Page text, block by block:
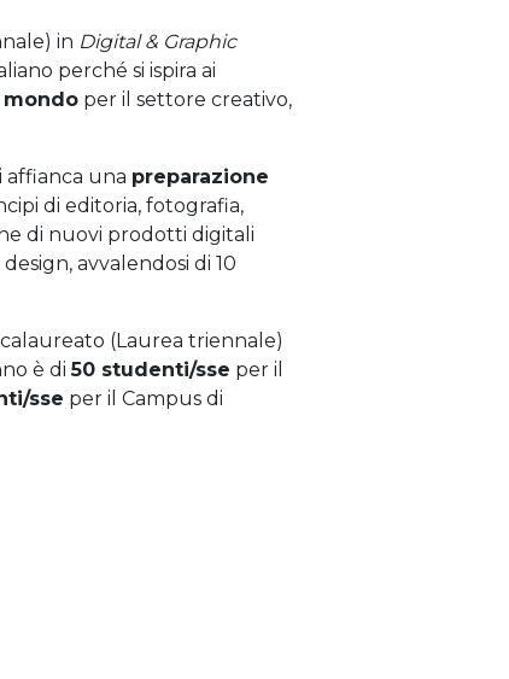
in Digital & Graphic
perché si ispira ai
per il settore creativo,
affianca una preparazione
di editoria, fotografia,
di nuovi prodotti digitali
avvalendosi di 10
(Laurea triennale)
è di50 studenti/sse per il
sse per il Campus di